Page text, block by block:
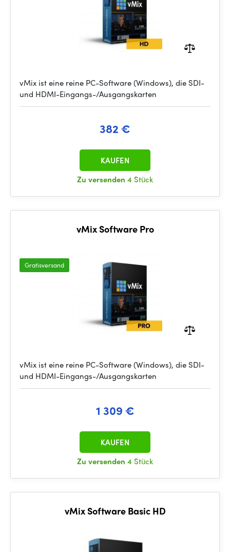
vMix ist eine reine PC-Software (Windows), die SDI-
und HDMI-Eingangs-/Ausgangskarten
382 €
Zu versenden 4 Stück
KAUFEN
vMix Software Pro
Gratisversand
vMix ist eine reine PC-Software (Windows), die SDI-
und HDMI-Eingangs-/Ausgangskarten
1 309 €
Zu versenden 4 Stück
KAUFEN
vMix Software Basic HD